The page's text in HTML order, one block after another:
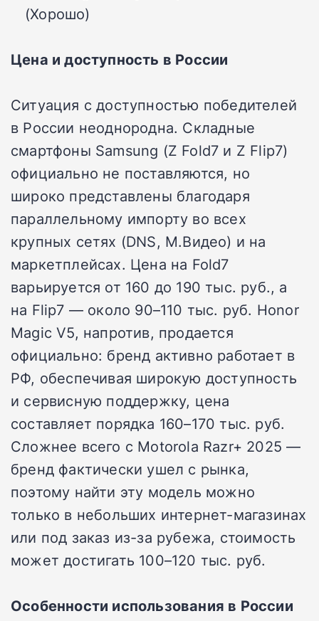
(Хорошо)
Цена и доступность в России
Ситуация с доступностью победителей
в России неоднородна. Складные
смартфоны Samsung (Z Fold7 и Z Flip7)
официально не поставляются, но
широко представлены благодаря
параллельному импорту во всех
крупных сетях (DNS, М.Видео) и на
маркетплейсах. Цена на Fold7
варьируется от 160 до 190 тыс. руб., а
на Flip7 — около 90–110 тыс. руб. Honor
Magic V5, напротив, продается
официально: бренд активно работает в
РФ, обеспечивая широкую доступность
и сервисную поддержку, цена
составляет порядка 160–170 тыс. руб.
Сложнее всего с Motorola Razr+ 2025 —
бренд фактически ушел с рынка,
поэтому найти эту модель можно
только в небольших интернет-магазинах
или под заказ из-за рубежа, стоимость
может достигать 100–120 тыс. руб.
Особенности использования в России